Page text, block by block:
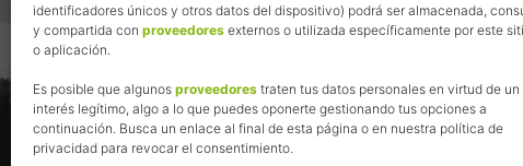
identificadores únicos y otros datos del dispositivo) podrá ser almacenada,
y compartida con proveedores externos o utilizada específicamente por este
o aplicación.
Es posible que algunos proveedores traten tus datos personales en virtud de un
interés legítimo, algo a lo que puedes oponerte gestionando tus opciones a
continuación. Busca un enlace al final de esta página o en nuestra política de
privacidad para revocar el consentimiento.